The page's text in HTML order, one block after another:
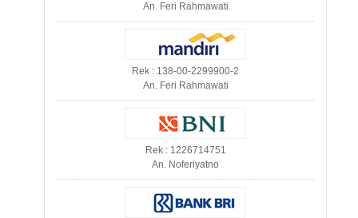
An. Feri Rahmawati
Rek : 138-00-2299900-2
An. Feri Rahmawati
Rek : 1226714751
An. Noferiyatno